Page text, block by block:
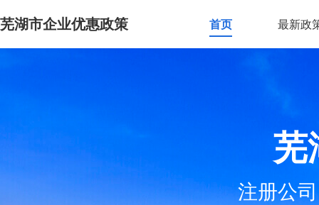
芜湖市企业优惠政策 首页 最新政
芜
注册公